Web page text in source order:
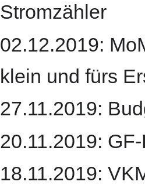
Stromzähler
02.12.2019:
klein und fürs
27.11.2019:
20.11.2019:
18.11.2019: